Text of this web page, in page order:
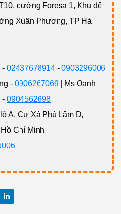
đường Foresa 1, Khu đô
Xuân Phương, TP Hà
- 02437678914 - 0903296006
- 0906267069 | Ms Oanh
- 0904562698
A, Cư Xá Phú Lâm D,
Chí Minh